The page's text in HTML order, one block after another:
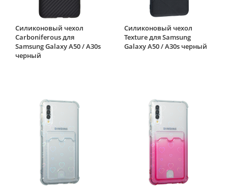
Силиконовый чехол
Carboniferous для
Samsung Galaxy A50 / A30s
черный
Силиконовый чехол
Texture для Samsung
Galaxy A50 / A30s черный